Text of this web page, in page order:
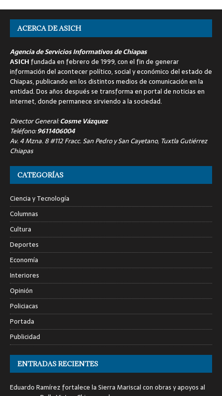
ACERCA DE ASICH
Agencia de Servicios Informativos de Chiapas
ASICH fundada en febrero de 1999, con el fin de generar
información del acontecer político, social y económico del estado de
Chiapas, publicando en los distintos medios de comunicación en la
entidad. Dos años después se transforma en portal de noticias en
internet, donde permanece sirviendo a la sociedad.
Director General:Cosme Vázquez
Teléfono:9611406004
Av. 4 Mzna. 8 #112 Fracc. San Pedro y San Cayetano, Tuxtla Gutiérrez
Chiapas
CATEGORÍAS
Ciencia y Tecnología
Columnas
Cultura
Deportes
Economía
Interiores
Opinión
Policiacas
Portada
Publicidad
ENTRADAS RECIENTES
Eduardo Ramírez fortalece la Sierra Mariscal con obras y apoyos al